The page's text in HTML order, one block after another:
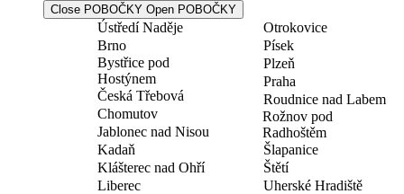
Close POBOČKY Open POBOČKY
Ústředí Naděje
Brno
Bystřice pod
Hostýnem
Česká Třebová
Chomutov
Jablonec nad Nisou
Kadaň
Klášterec nad Ohří
Liberec
Otrokovice
Písek
Plzeň
Praha
Roudnice nad Labem
Rožnov pod
Radhoštěm
Šlapanice
Štětí
Uherské Hradiště